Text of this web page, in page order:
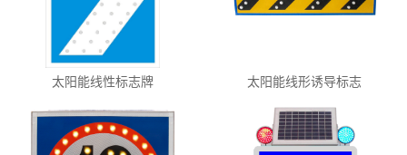
太阳能线性标志牌 太阳能线形诱导标志